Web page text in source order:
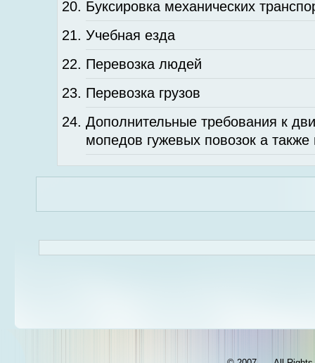
Буксировка механических
Учебная езда
Перевозка людей
Перевозка грузов
Дополнительные требования к
мопедов гужевых повозок а также